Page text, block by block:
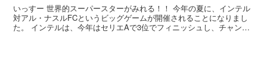
いっすー 世界的スーパースターがみれる！！ 今年の夏に、インテル
対アル・ナスルFCというビッグゲームが開催されることになりまし
た。 インテルは、今年はセリエAで3位でフィニッシュし、チャンピ